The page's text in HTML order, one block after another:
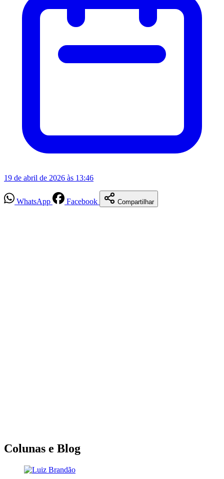
19 de abril de 2026 às 13:46
WhatsApp Facebook Compartilhar
Colunas e Blog